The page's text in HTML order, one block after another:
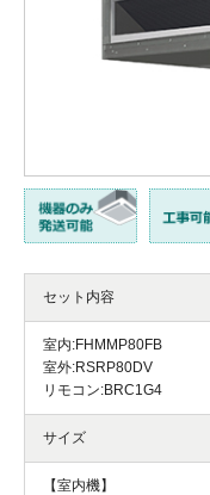
セット内容
室内:FHMMP80FB
室外:RSRP80DV
リモコン:BRC1G4
サイズ
【室内機】